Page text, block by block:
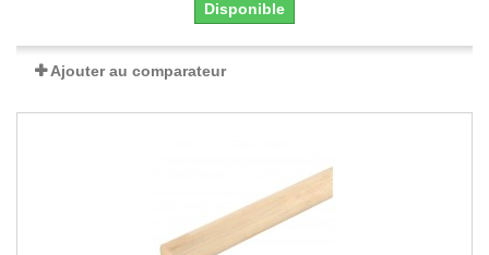
Disponible
Ajouter au comparateur